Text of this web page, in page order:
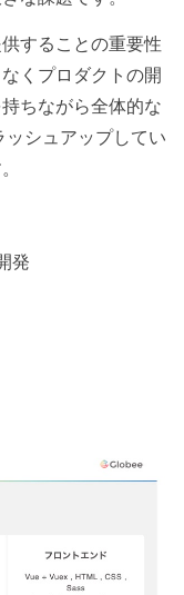
することの重要性
くプロダクトの開
ちながら全体的な
シュアップしてい
発